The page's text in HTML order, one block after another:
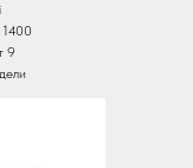
1400
9